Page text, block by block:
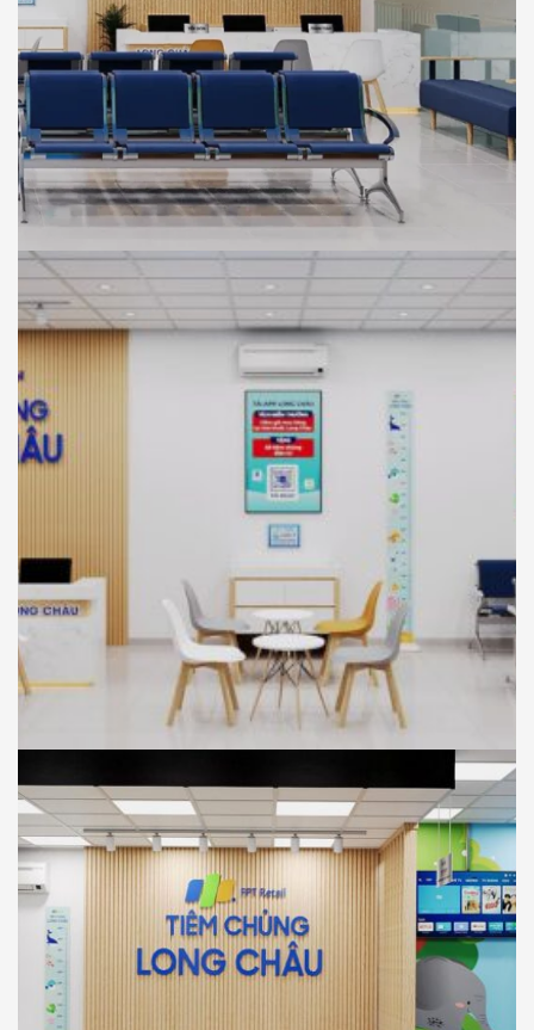
NHÀ THUỐC LONG CHÂU THIẾT KẾ
Thiết Kế Phối Cảnh 3D Trung Tâm Tiêm
Chủng Long Châu , Chơn Thành, Bình
Phước
NHÀ THUỐC LONG CHÂU THIẾT KẾ
Thiết Kế Phối Cảnh 3D Trung Tâm Tiêm
Chủng Long Châu , Tân Thuận Đông, Tp
Hồ Chí Minh